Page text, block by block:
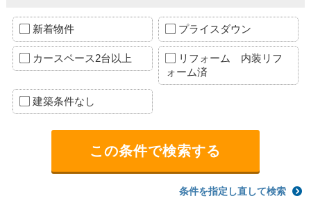
新着物件 プライスダウン
カースペース2台以上
リフォーム 内装リフ
ォーム済
建築条件なし
条件を指定し直して検索